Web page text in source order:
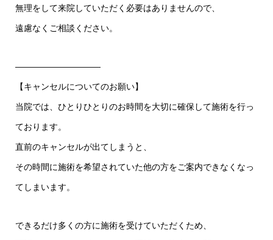
無理をして来院していただく必要はありませんので、
遠慮なくご相談ください。
――――――――――
【キャンセルについてのお願い】
当院では、ひとりひとりのお時間を大切に確保して施術を行っ
ております。
直前のキャンセルが出てしまうと、
その時間に施術を希望されていた他の方をご案内できなくなっ
てしまいます。
できるだけ多くの方に施術を受けていただくため、